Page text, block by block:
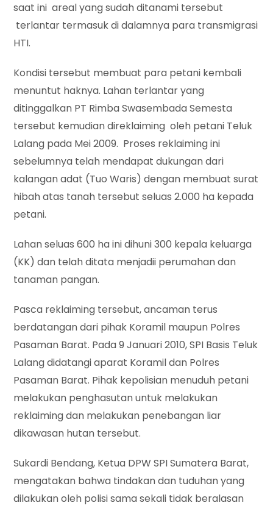
saat ini areal yang sudah ditanami tersebut
terlantar termasuk di dalamnya para transmigrasi
HTI.
Kondisi tersebut membuat para petani kembali
menuntut haknya. Lahan terlantar yang
ditinggalkan PT Rimba Swasembada Semesta
tersebut kemudian direklaiming oleh petani Teluk
Lalang pada Mei 2009. Proses reklaiming ini
sebelumnya telah mendapat dukungan dari
kalangan adat (Tuo Waris) dengan membuat surat
hibah atas tanah tersebut seluas 2.000 ha kepada
petani.
Lahan seluas 600 ha ini dihuni 300 kepala keluarga
(KK) dan telah ditata menjadii perumahan dan
tanaman pangan.
Pasca reklaiming tersebut, ancaman terus
berdatangan dari pihak Koramil maupun Polres
Pasaman Barat. Pada 9 Januari 2010, SPI Basis Teluk
Lalang didatangi aparat Koramil dan Polres
Pasaman Barat. Pihak kepolisian menuduh petani
melakukan penghasutan untuk melakukan
reklaiming dan melakukan penebangan liar
dikawasan hutan tersebut.
Sukardi Bendang, Ketua DPW SPI Sumatera Barat,
mengatakan bahwa tindakan dan tuduhan yang
dilakukan oleh polisi sama sekali tidak beralasan